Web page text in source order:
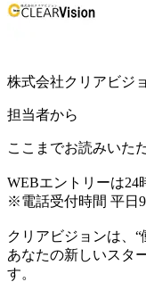
株式会社クリアビジ
担当者から
ここまでお読みいた
WEBエントリーは24
※電話受付時間 平日
クリアビジョンは、“
あなたの新しいスタ
す。